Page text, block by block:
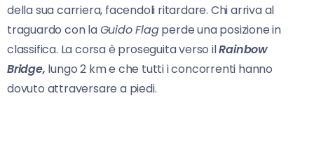
della sua carriera, facendoli ritardare. Chi arriva al
traguardo con laGuido Flagperde una posizione in
classifica. La corsa è proseguita verso ilRainbow
Bridge, lungo 2 km e che tutti i concorrenti hanno
dovuto attraversare a piedi.